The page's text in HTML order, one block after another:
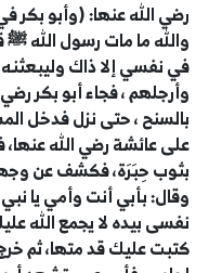
رضي الله عنها: (وأبو بكر
والله ما مات رسول اللهﷺ
في نفسي إلا ذاك
وأرجلهم ، فجاء أبو بكر
بالسنح ، حتى نزل فدخل
على عائشة رضي الله عنها،
بثوب حِبَرَة، فكشف عن
وقال: بأبي أنت وأمي يا
نفسى بيده لا يجمع الله
كتبت عليك قد متها، ثم